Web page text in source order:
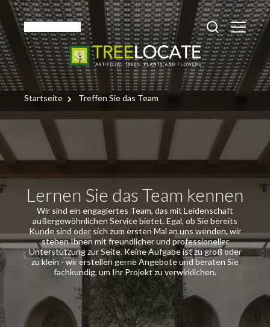
Startseite Treffen Sie das Team
Lernen Sie das Team kennen
Wir sind ein engagiertes Team, das mit Leidenschaft
außergewöhnlichen Service bietet. Egal, ob Sie bereits
Kunde sind oder sich zum ersten Mal an uns wenden, wir
stehen Ihnen mit freundlicher und professioneller
Unterstützung zur Seite. Keine Aufgabe ist zu groß oder
zu klein - wir erstellen gerne Angebote und beraten Sie
fachkundig, um Ihr Projekt zu verwirklichen.